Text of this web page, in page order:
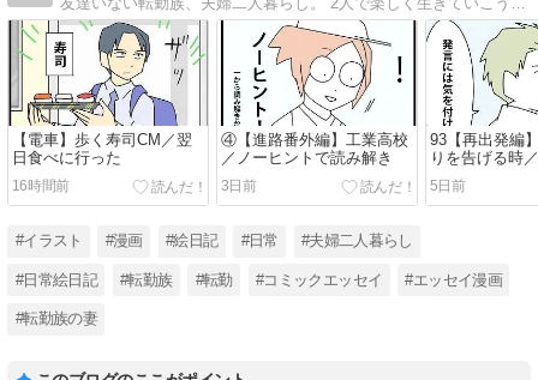
【電車】歩く寿司CM／翌
日食べに行った
16時間前
④【進路番外編】工業高校
／ノーヒントで読み解き
3日前
93【再出発編
りを告げる時
なる時９
5日前
#イラスト #漫画 #絵日記 #日常 #夫婦二人暮らし
#日常絵日記 #転勤族 #転勤 #コミックエッセイ #エッセイ漫画
#転勤族の妻